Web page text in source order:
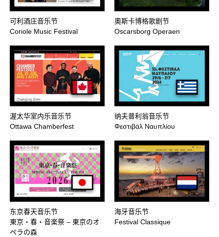
可利酒庄音乐节
Coriole Music Festival
奧斯卡博格歌剧节
Oscarsborg Operaen
渥太华室内乐音乐节
Ottawa Chamberfest
纳夫普利翁音乐节
Φεστιβάλ Ναυπλίου
东京春天音乐节
東京・春・音楽祭 – 東京のオ
ペラの森
海牙音乐节
Festival Classique